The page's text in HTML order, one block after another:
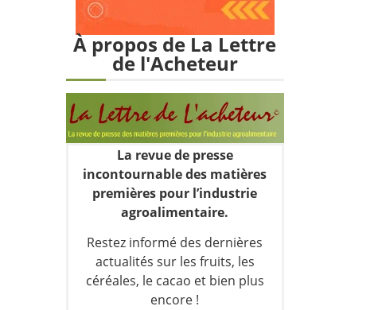
À propos de La Lettre
de l'Acheteur
La revue de presse
incontournable des matières
premières pour l’industrie
agroalimentaire.
Restez informé des dernières
actualités sur les fruits, les
céréales, le cacao et bien plus
encore !